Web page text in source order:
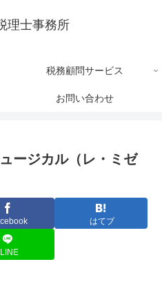
理士事務所
税務顧問サービス
お問い合わせ
ージカル（レ・ミゼ
はてブ
LINE